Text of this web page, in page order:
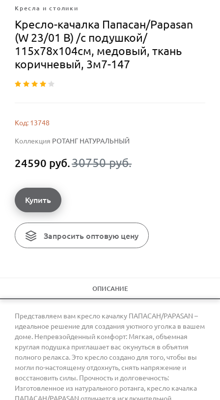
Кресла и столики
Кресло-качалка Папасан/Papasan
(W 23/01 B) /с подушкой/
115х78х104см, медовый, ткань
коричневый, 3м7-147
Код: 13748
Коллекция РОТАНГ НАТУРАЛЬНЫЙ
24590 руб.30750 руб.
Купить
Запросить оптовую цену
ОПИСАНИЕ
Представляем вам кресло качалку ПАПАСАН/PAPASAN –
идеальное решение для создания уютного уголка в вашем
доме. Непревзойденный комфорт: Мягкая, объемная
круглая подушка приглашает вас окунуться в объятия
полного релакса. Это кресло создано для того, чтобы вы
могли по-настоящему отдохнуть, снять напряжение и
восстановить силы. Прочность и долговечность:
Изготовленное из натурального ротанга, кресло качалка